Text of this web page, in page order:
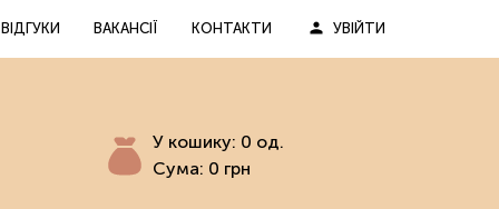
ВІДГУКИ ВАКАНСІЇ КОНТАКТИ УВІЙТИ
У кошику: 0 од.
Сума: 0 грн